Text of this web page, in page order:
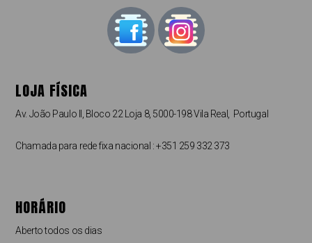
LOJA FÍSICA
Av. João Paulo II, Bloco 22 Loja 8, 5000-198 Vila Real, Portugal
Chamada para rede fixa nacional : +351 259 332 373
HORÁRIO
Aberto todos os dias